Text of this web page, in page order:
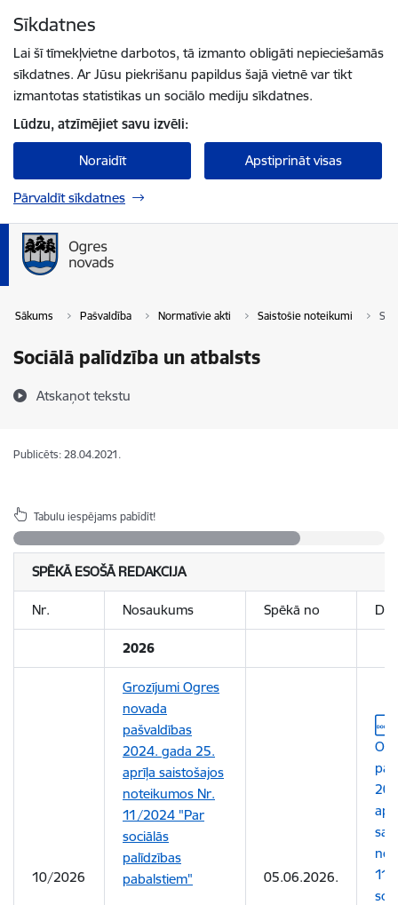
Sīkdatnes
Lai šī tīmekļvietne darbotos, tā izmanto obligāti nepieciešamās
sīkdatnes. Ar Jūsu piekrišanu papildus šajā vietnē var tikt
izmantotas statistikas un sociālo mediju sīkdatnes.
Lūdzu, atzīmējiet savu izvēli:
Noraidīt Apstiprināt visas
Pārvaldīt sīkdatnes
Sākums Pašvaldība Normatīvie akti Saistošie noteikumi
Sociālā palīdzība un atbalsts
Atskaņot tekstu
Publicēts: 28.04.2021.
Tabulu iespējams pabīdīt!
SPĒKĀ ESOŠĀ REDAKCIJA
Nr. Nosaukums Spēkā no
2026
10/2026
Grozījumi Ogres
novada
pašvaldības
2024. gada 25.
aprīļa saistošajos
noteikumos Nr.
11/2024 "Par
sociālās
palīdzības
pabalstiem"
05.06.2026.
11/